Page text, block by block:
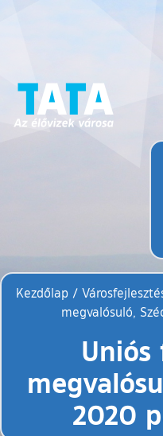
Kezdőlap /
megvalósuló,
2020